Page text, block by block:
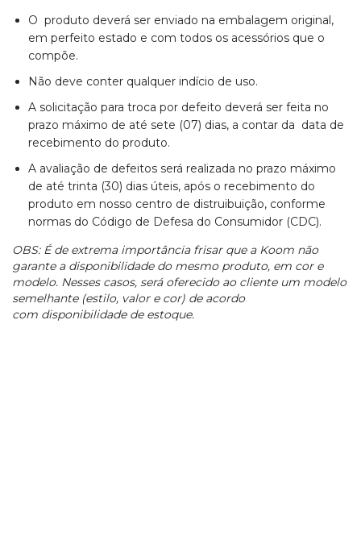
O produto deverá ser enviado na embalagem original,
em perfeito estado e com todos os acessórios que o
compõe.
Não deve conter qualquer indício de uso.
A solicitação para troca por defeito deverá ser feita no
prazo máximo de até sete (07) dias, a contar da data de
recebimento do produto.
A avaliação de defeitos será realizada no prazo máximo
de até trinta (30) dias úteis, após o recebimento do
produto em nosso centro de distruibuição, conforme
normas do Código de Defesa do Consumidor (CDC).
OBS: É de extrema importância frisar que a Koom não
garante a disponibilidade do mesmo produto, em cor e
modelo. Nesses casos, será oferecido ao cliente um modelo
semelhante (estilo, valor e cor) de acordo
com disponibilidade de estoque.